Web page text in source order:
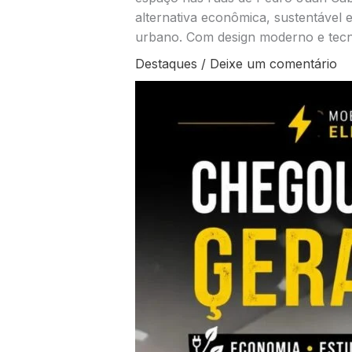
alternativa econômica, sustentável
urbano. Com design moderno e
Destaques / Deixe um comentário